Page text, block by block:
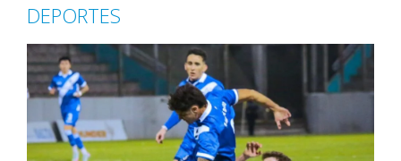
DEPORTES